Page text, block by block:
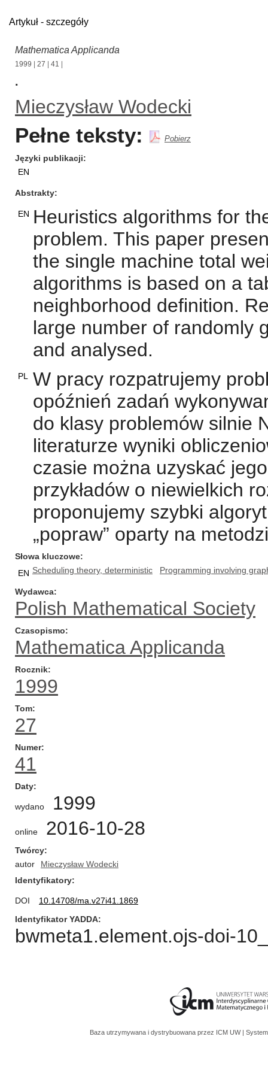
Artykuł - szczegóły
Mathematica Applicanda
1999 27 41
.
Mieczysław Wodecki
Pełne teksty: Pobierz
Języki publikacji
EN
Abstrakty
EN Heuristics algorithms for
problem. This paper
the single machine total
algorithms is based on a
neighborhood definition.
large number of randomly
and analysed.
PL
W pracy rozpatrujemy
opóźnień zadań
do klasy problemów silnie
literaturze wyniki
czasie można uzyskać
przykładów o niewielkich
proponujemy szybki
„popraw” oparty na
Słowa kluczowe
EN Scheduling theory, deterministic Programming involving
Wydawca
Polish Mathematical Society
Czasopismo
Mathematica Applicanda
Rocznik
1999
Tom
27
Numer
41
Daty
wydano 1999
online 2016-10-28
Twórcy
autor
Mieczysław Wodecki
Identyfikatory
DOI
10.14708/ma.v27i41.1869
Identyfikator YADDA
bwmeta1.element.ojs-doi-
Baza utrzymywana i dystrybuowana przez ICM UW |